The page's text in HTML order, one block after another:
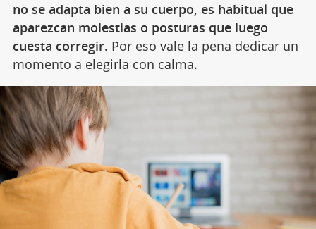
no se adapta bien a su cuerpo, es habitual que
aparezcan molestias o posturas que luego
cuesta corregir. Por eso vale la pena dedicar un
momento a elegirla con calma.